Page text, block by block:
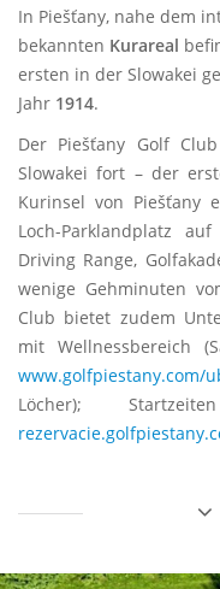
In Piešťany, nahe dem
bekannten Kurareal
ersten in der Slowakei
Jahr 1914.
Der Piešťany Golf
Slowakei fort – der
Kurinsel von Piešťany
Loch-Parklandplatz
Driving Range,
wenige Gehminuten
Club bietet zudem
mit Wellnessbereich
www.golfpiestany.com/
Löcher);